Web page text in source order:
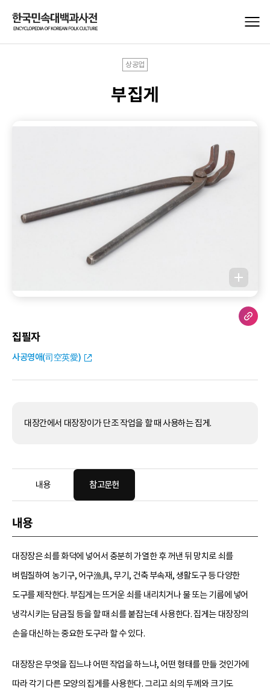
상공업
부집게
집필자
사공영애(司空英愛)
대장간에서 대장장이가 단조 작업을 할 때 사용하는 집게.
내용 참고문헌
내용
대장장은 쇠를 화덕에 넣어서 충분히 가열한 후 꺼낸 뒤 망치로 쇠를
벼림질하여 농기구, 어구漁具, 무기, 건축 부속재, 생활도구 등 다양한
도구를 제작한다. 부집게는 뜨거운 쇠를 내리치거나 물 또는 기름에 넣어
냉각시키는 담금질 등을 할 때 쇠를 붙잡는데 사용한다. 집게는 대장장의
손을 대신하는 중요한 도구라 할 수 있다.
대장장은 무엇을 집느냐 어떤 작업을 하느냐, 어떤 형태를 만들 것인가에
따라 각기 다른 모양의 집게를 사용한다. 그리고 쇠의 두께와 크기도